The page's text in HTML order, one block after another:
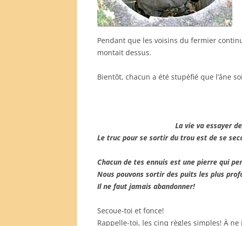
Pendant que les voisins du fermier
montait dessus.
Bientôt, chacun a été stupéfié que l’âne
La vie va essayer
Le truc pour se sortir du trou est de se
Chacun de tes ennuis est une pierre qui
Nous pouvons sortir des puits les plus
Il ne faut jamais abandonner!
Secoue-toi et fonce!
Rappelle-toi, les cinq règles simples! À